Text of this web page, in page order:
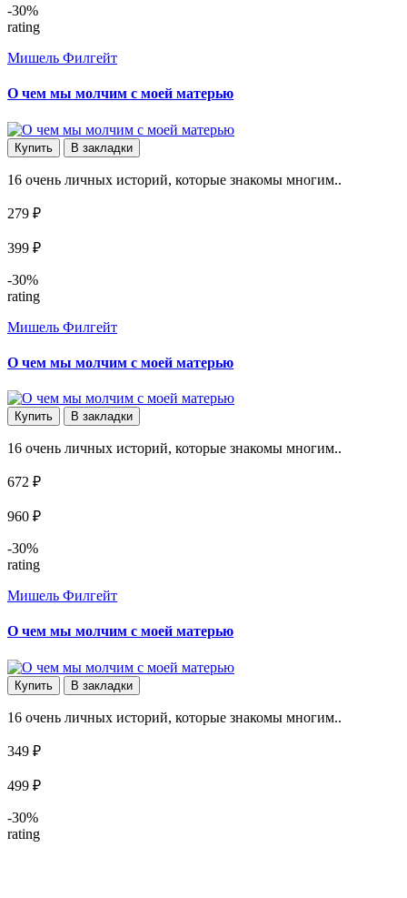
-30%
rating
Мишель Филгейт
О чем мы молчим с моей матерью
Купить В закладки
16 очень личных историй, которые знакомы многим..
279 ₽
399 ₽
-30%
rating
Мишель Филгейт
О чем мы молчим с моей матерью
Купить В закладки
16 очень личных историй, которые знакомы многим..
672 ₽
960 ₽
-30%
rating
Мишель Филгейт
О чем мы молчим с моей матерью
Купить В закладки
16 очень личных историй, которые знакомы многим..
349 ₽
499 ₽
-30%
rating